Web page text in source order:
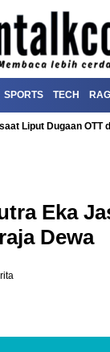
SPORTS TECH
Liput Dugaan OTT
Eka
Dewa